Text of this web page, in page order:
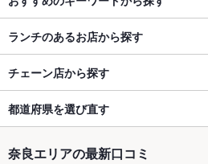
ランチのあるお店から探す
チェーン店から探す
都道府県を選び直す
奈良エリアの最新口コミ